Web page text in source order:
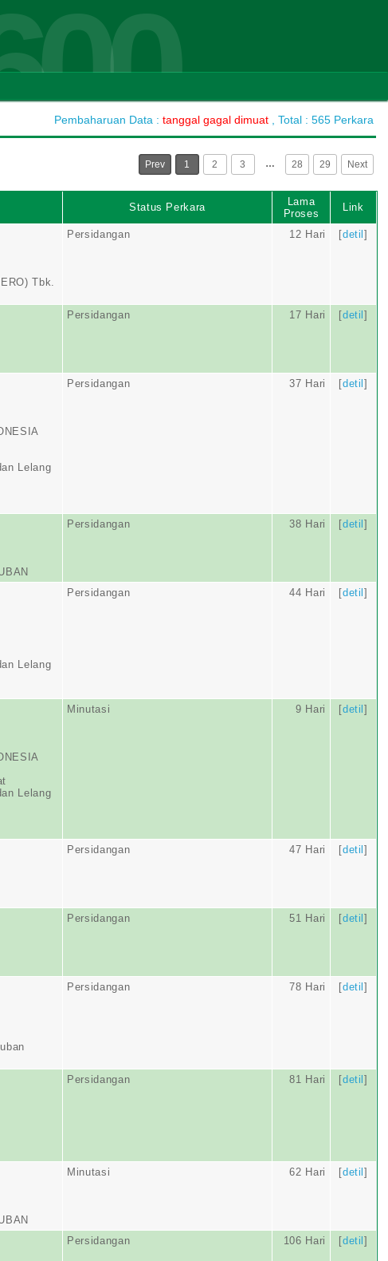
Pembaharuan Data : tanggal gagal dimuat , Total : 565 Perkara
Prev 1 2 3 … 28 29 Next
Status Perkara
Lama
Proses
Link
Tbk.
Persidangan 12 Hari [detil]
Persidangan 17 Hari [detil]
Lelang
Persidangan 37 Hari [detil]
Persidangan 38 Hari [detil]
Lelang
Persidangan 44 Hari [detil]
Lelang
Minutasi 9 Hari [detil]
Persidangan 47 Hari [detil]
Persidangan 51 Hari [detil]
Persidangan 78 Hari [detil]
Persidangan 81 Hari [detil]
Minutasi 62 Hari [detil]
Persidangan 106 Hari [detil]